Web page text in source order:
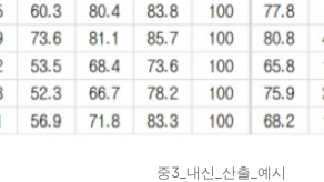
중3_내신_산출_예시